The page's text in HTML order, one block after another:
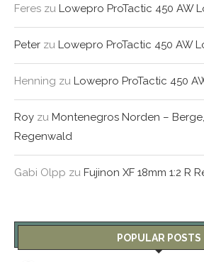
Feres zu Lowepro ProTactic 450 AW
Peter zu Lowepro ProTactic 450 AW
Henning zu Lowepro ProTactic 450
Roy zu Montenegros Norden –
Regenwald
Gabi Olpp zu Fujinon XF 18mm 1:2 R
POPULAR POSTS